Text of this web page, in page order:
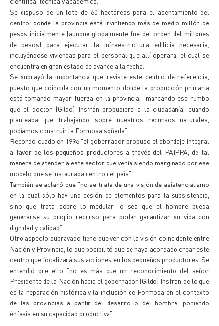
Se dispuso de un lote de 60 hectáreas para el asentamiento del
centro, donde la provincia está invirtiendo más de medio millón de
pesos inicialmente (aunque globalmente fue del orden del millones
de pesos) para ejecutar la infraestructura edilicia necesaria,
incluyéndose viviendas para el personal que allí operará, el cual se
encuentra en gran estado de avance a la fecha.
Se subrayó la importancia que reviste este centro de referencia,
puesto que coincide con un momento donde la producción primaria
está tomando mayor fuerza en la provincia, “marcando ese rumbo
que el doctor (Gildo) Insfrán propusiera a la ciudadanía, cuando
planteaba que trabajando sobre nuestros recursos naturales,
podíamos construir la Formosa soñada”.
Recordó cuado en 1996 “el gobernador propuso el abordaje integral
a favor de los pequeños productores a través del PAIPPA, de tal
manera de atender a este sector que venía siendo marginado por ese
modelo que se instauraba dentro del país”.
También se aclaró que “no se trata de una visión de asistencialismo
en la cual sólo hay una cesión de elementos para la subsistencia,
sino que trata sobre lo medular: o sea que el hombre pueda
generarse su propio recurso para poder garantizar su vida con
dignidad y calidad”.
Otro aspecto subrayado tiene que ver con la visión coincidente entre
Nación y Provincia, lo que posibilitó que se haya acordado crear este
centro que focalizará sus acciones en los pequeños productores. Se
entendió que ello “no es más que un reconocimiento del señor
Presidente de la Nación hacia el gobernador (Gildo) Insfrán de lo que
es la reparación histórica y la inclusión de Formosa en el contexto
de las provincias a partir del desarrollo del hombre, poniendo
énfasis en su capacidad productiva”.